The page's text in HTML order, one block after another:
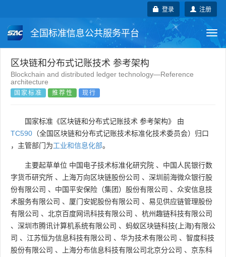
注册
登录
全国标准信息公共服务平台
国家标准 行业标准
团体标准
区块链和分布式记账技术 参考架构
Blockchain and distributed ledger technology—Reference
architecture
国家标准 推荐性 现行
国家标准《区块链和分布式记账技术 参考架构》 由
TC590 （全国区块链和分布式记账技术标准化技术委员会）归口
，主管部门为工业和信息化部。
主要起草单位 中国电子技术标准化研究院 、 中国人民银行数
字货币研究所 、 上海万向区块链股份公司 、 深圳前海微众银行股
份有限公司 、 中国平安保险（集团）股份有限公司 、 众安信息技
术服务有限公司 、 厦门安妮股份有限公司 、 易见供应链管理股份
有限公司 、 北京百度网讯科技有限公司 、 杭州趣链科技有限公司
、 深圳市腾讯计算机系统有限公司 、 蚂蚁区块链科技(上海)有限公
司 、 江苏恒为信息科技有限公司 、 华为技术有限公司 、 智度科技
股份有限公司 、 上海分布信息科技有限公司北京分公司 、 京东科